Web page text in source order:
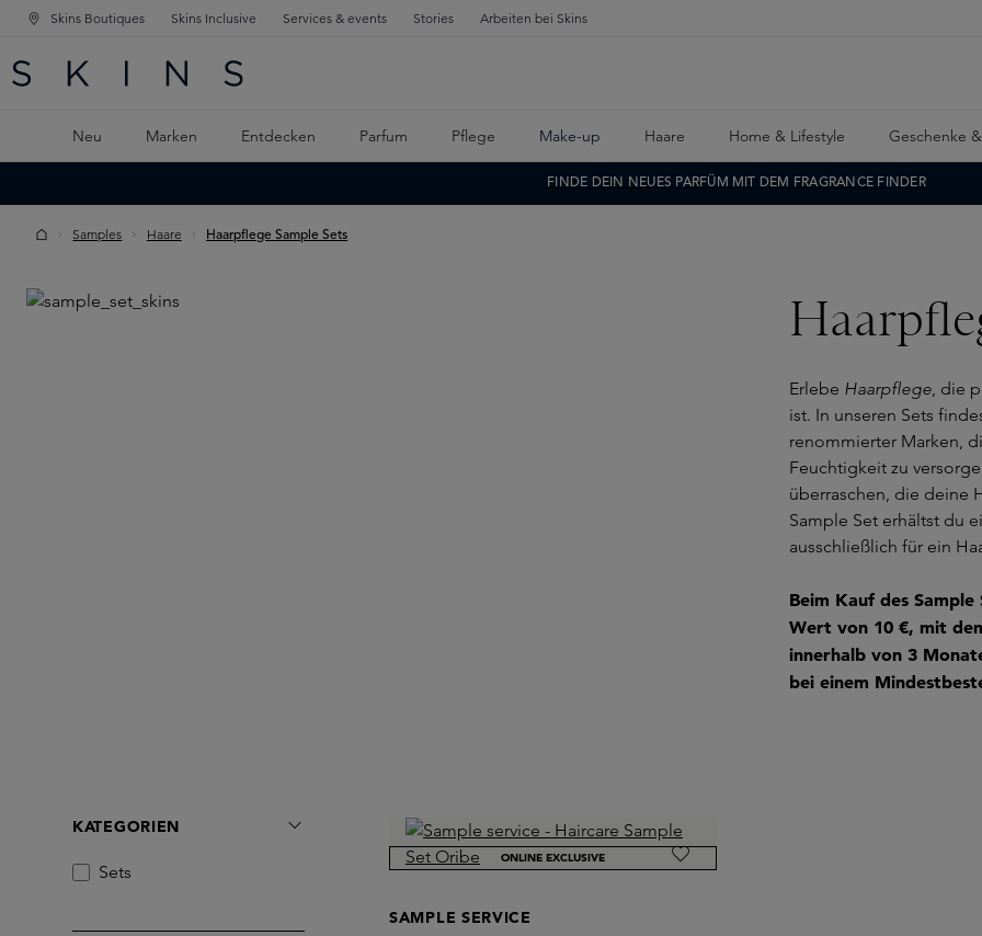
SPRINGEN
SPRINGEN
Skins Boutiques Skins Inclusive Services & events Stories Arbeiten bei Skins
Neu Marken Entdecken Parfum Pflege Make-up Haare Home & Lifestyle Geschenke
FINDE DEIN NEUES PARFÜM MIT DEM FRAGRANCE FINDER
Samples Haare Haarpflege Sample Sets
Erlebe Haarpflege, die
ist. In unseren Sets
renommierter Marken,
Feuchtigkeit zu
überraschen, die deine
Sample Set erhältst du
ausschließlich für ein
Beim Kauf des
Wert von 10 €, mit
innerhalb von 3
bei einem
KATEGORIEN
Sets
ONLINE EXCLUSIVE
SAMPLE SERVICE